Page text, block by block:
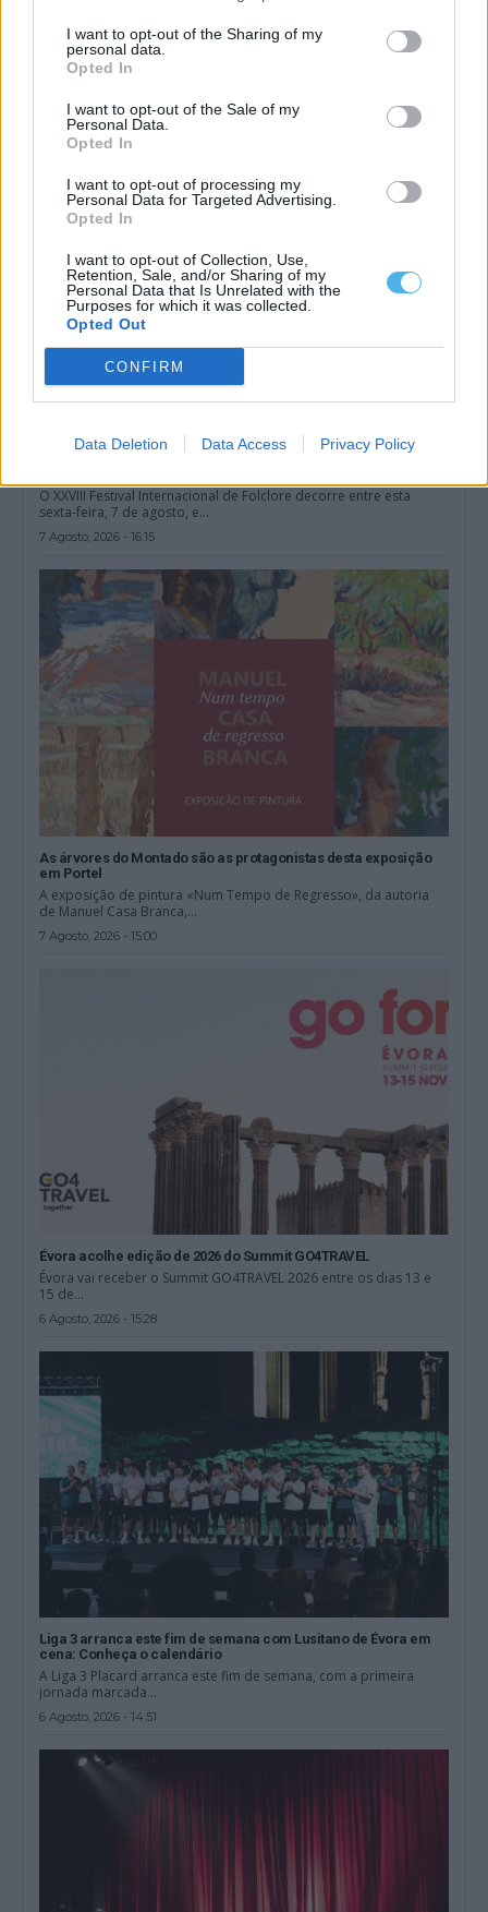
I want to opt-out of the Sharing of my
personal data.
Opted In
I want to opt-out of the Sale of my
Personal Data.
Opted In
I want to opt-out of processing my
Personal Data for Targeted Advertising.
Opted In
I want to opt-out of Collection, Use,
Retention, Sale, and/or Sharing of my
Personal Data that Is Unrelated with the
Purposes for which it was collected.
Opted Out
CONFIRM
Data Deletion Data Access Privacy Policy
O XXVIII Festival Internacional de Folclore decorre entre esta
sexta-feira, 7 de agosto, e...
7 Agosto, 2026 - 16:15
As árvores do Montado são as protagonistas desta exposição
em Portel
A exposição de pintura «Num Tempo de Regresso», da autoria
de Manuel Casa Branca,...
7 Agosto, 2026 - 15:00
Évora acolhe edição de 2026 do Summit GO4TRAVEL
Évora vai receber o Summit GO4TRAVEL 2026 entre os dias 13 e
15 de...
6 Agosto, 2026 - 15:28
Liga 3 arranca este fim de semana com Lusitano de Évora em
cena: Conheça o calendário
A Liga 3 Placard arranca este fim de semana, com a primeira
jornada marcada...
6 Agosto, 2026 - 14:51